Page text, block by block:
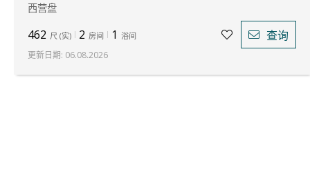
西营盘
462 尺 (实) 2 房间 1 浴间 查询
更新日期: 06.08.2026